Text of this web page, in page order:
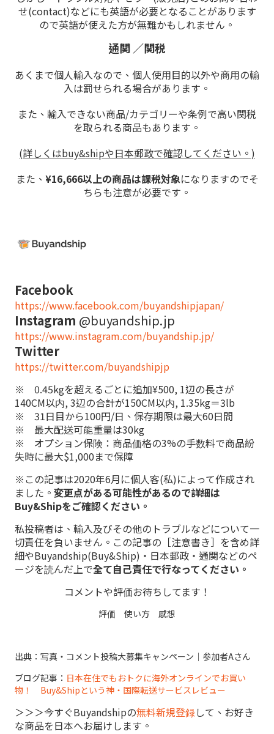
せ(contact)などにも英語が必要となることがあります
ので英語が使えた方が無難かもしれません。
通関 ／関税
あくまで個人輸入なので、個人使用目的以外や商用の輸
入は罰せられる場合があります。
また、輸入できない商品/カテゴリーや条例で高い関税
を取られる商品もあります。
(詳しくはbuy&shipや日本郵政で確認してください。)
また、 ¥16,666以上の商品は課税対象になりますのでそ
ちらも注意が必要です。
Facebook
https://www.facebook.com/buyandshipjapan/
Instagram @buyandship.jp
https://www.instagram.com/buyandship.jp/
Twitter
https://twitter.com/buyandshipjp
※ 0.45kgを超えるごとに追加¥500, 1辺の長さが
140CM以内, 3辺の合計が150CM以内, 1.35kg＝3lb
※ 31日目から100円/日、保存期限は最大60日間
※ 最大配送可能重量は30kg
※ オプション保険：商品価格の3%の手数料で商品紛
失時に最大$1,000まで保障
※この記事は2020年6月に個人客(私)によって作成され
ました。 変更点がある可能性があるので詳細は
Buy&Shipをご確認ください。
私投稿者は、輸入及びその他のトラブルなどについて一
切責任を負いません。この記事の［注意書き］を含め詳
細やBuyandship(Buy&Ship)・日本郵政・通関などのペ
ージを読んだ上で全て自己責任で行なってください。
コメントや評価お待ちしてます！
評価 使い方 感想
出典：写真・コメント投稿大募集キャンペーン｜参加者Aさん
ブログ記事： 日本在住でもおトクに海外オンラインでお買い
物！ Buy&Shipという神・国際転送サービスレビュー
＞＞＞今すぐBuyandshipの無料新規登録して、お好き
な商品を日本へお届けします。